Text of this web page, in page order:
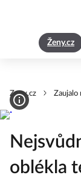
Ženy.cz
Zeny.cz Zaujalo
oblékla